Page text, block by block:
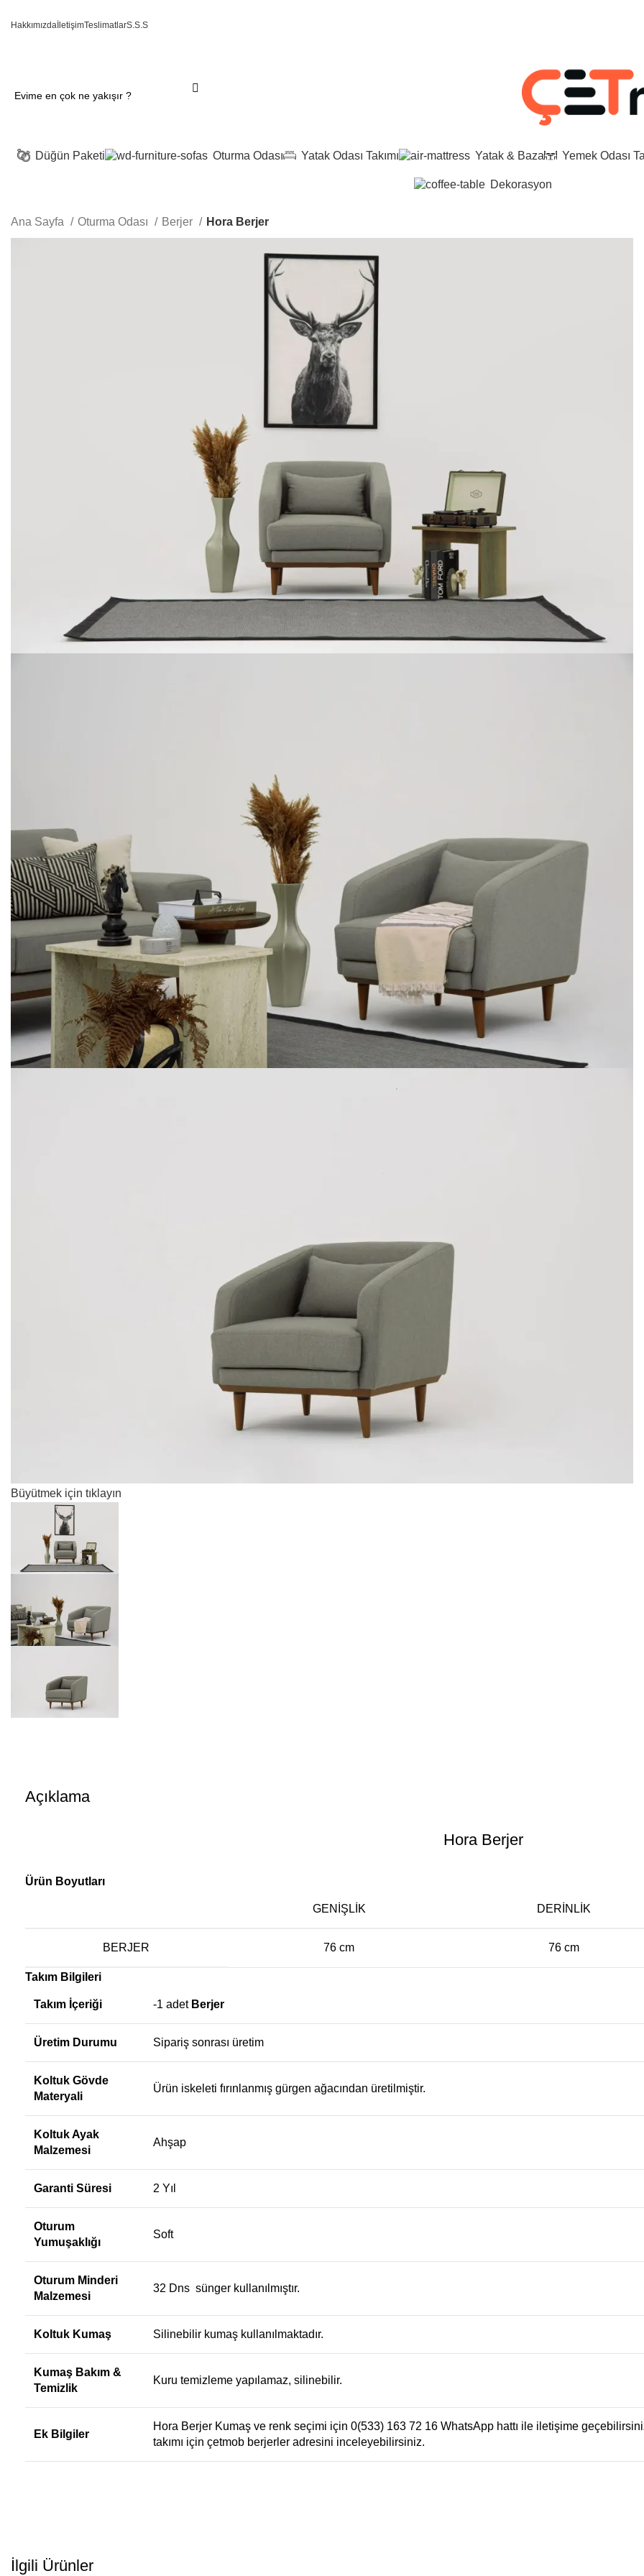
Hakkımızda İletişimTeslimatlarS.S.S
Düğün Paketi Oturma Odası Yatak Odası Takımı Yatak & Baza Yemek Odası
Dekorasyon
Ana Sayfa Oturma Odası Berjer Hora Berjer
Büyütmek için tıklayın
Açıklama
Hora Berjer
Ürün Boyutları
GENIŞLIK DERINLIK
BERJER 76 cm 76 cm
Takım Bilgileri
Takım İçeriği -1 adet Berjer
Üretim Durumu Sipariş sonrası üretim
Koltuk Gövde
Materyali
Ürün iskeleti fırınlanmış gürgen ağacından üretilmiştir.
Koltuk Ayak
Malzemesi
Ahşap
Garanti Süresi 2 Yıl
Oturum
Yumuşaklığı
Soft
Oturum Minderi
Malzemesi
32 Dns sünger kullanılmıştır.
Koltuk Kumaş Silinebilir kumaş kullanılmaktadır.
Kumaş Bakım &
Temizlik
Kuru temizleme yapılamaz, silinebilir.
Ek Bilgiler
Hora Berjer Kumaş ve renk seçimi için 0(533) 163 72 16 WhatsApp hattı ile iletişime
takımı için çetmob berjerler adresini inceleyebilirsiniz.
İlgili Ürünler